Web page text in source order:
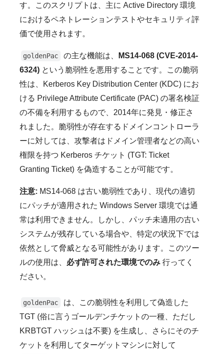
す。このスクリプトは、主に Active Directory 環境
におけるペネトレーションテストやセキュリティ評
価で使用されます。
goldenPac の主な機能は、
MS14-068 (CVE-2014-
6324) という脆弱性を悪用することです。この脆弱
性は、Kerberos Key Distribution Center (KDC) にお
ける Privilege Attribute Certificate (PAC) の署名検証
の不備を利用するもので、2014年に発見・修正さ
れました。脆弱性が存在するドメインコントローラ
ーに対しては、攻撃者はドメイン管理者などの高い
権限を持つ Kerberos チケット (TGT: Ticket
Granting Ticket) を偽造することが可能です。
注意: MS14-068 は古い脆弱性であり、現代の適切
にパッチが適用された Windows Server 環境では通
常は利用できません。しかし、パッチ未適用の古い
システムが残存している場合や、特定の状況下では
依然として脅威となる可能性があります。このツー
ルの使用は、 必ず許可された環境でのみ 行ってく
ださい。
goldenPac
は、この脆弱性を利用して偽造した
TGT (俗に言うゴールデンチケットの一種、ただし
KRBTGT ハッシュは不要) を生成し、さらにそのチ
ケットを利用してターゲットマシンに対して